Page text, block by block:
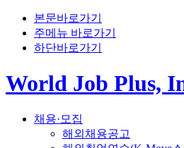
본문바로가기
주메뉴 바로가기
하단바로가기
World Job Plus,
채용·모집
해외채용공고